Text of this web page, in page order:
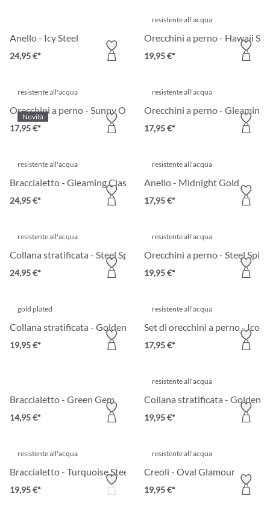
Anello - Icy Steel
24,95 €*
resistente all'acqua
Orecchini a perno - Hawaii
19,95 €*
Novità
resistente all'acqua
Orecchini a perno - Sunny Oval
17,95 €*
resistente all'acqua
Orecchini a perno - Gleaming
17,95 €*
resistente all'acqua
Braccialetto - Gleaming Classic
24,95 €*
resistente all'acqua
Anello - Midnight Gold
17,95 €*
resistente all'acqua
Collana stratificata - Steel Spark
24,95 €*
resistente all'acqua
Orecchini a perno - Steel Spiral
19,95 €*
gold plated
Collana stratificata - Golden Trio
19,95 €*
resistente all'acqua
Set di orecchini a perno -
17,95 €*
Braccialetto - Green Gem
14,95 €*
resistente all'acqua
Collana stratificata - Golden
19,95 €*
resistente all'acqua
Braccialetto - Turquoise Steel
19,95 €*
resistente all'acqua
Creoli - Oval Glamour
19,95 €*